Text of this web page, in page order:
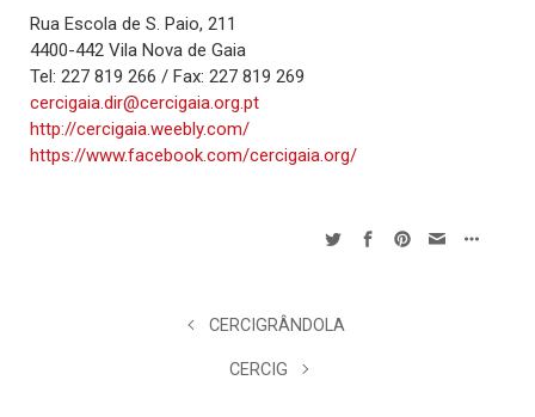
Rua Escola de S. Paio, 211
4400-442 Vila Nova de Gaia
Tel: 227 819 266 / Fax: 227 819 269
cercigaia.dir@cercigaia.org.pt
http://cercigaia.weebly.com/
https://www.facebook.com/cercigaia.org/
CERCIGRÂNDOLA
CERCIG